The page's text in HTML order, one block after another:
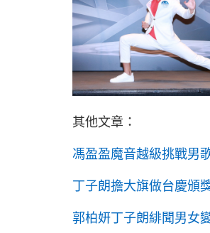
其他文章：
馮盈盈魔音越級挑戰男
丁子朗擔大旗做台慶頒
郭柏妍丁子朗緋聞男女